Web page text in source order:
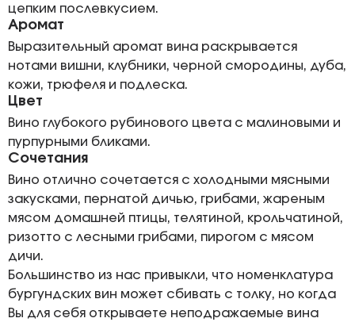
цепким послевкусием.
Аромат
Выразительный аромат вина раскрывается
нотами вишни, клубники, черной смородины, дуба,
кожи, трюфеля и подлеска.
Цвет
Вино глубокого рубинового цвета с малиновыми и
пурпурными бликами.
Сочетания
Вино отлично сочетается с холодными мясными
закусками, пернатой дичью, грибами, жареным
мясом домашней птицы, телятиной, крольчатиной,
ризотто с лесными грибами, пирогом с мясом
дичи.
Большинство из нас привыкли, что номенклатура
бургундских вин может сбивать с толку, но когда
Вы для себя открываете неподражаемые вина